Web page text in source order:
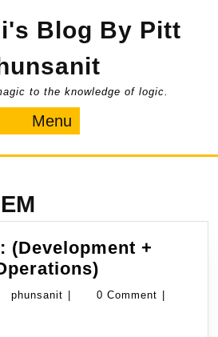
Blog By Pitt
to the knowledge of logic.
Menu
(Development +
phunsanit phunsanit0 Comment